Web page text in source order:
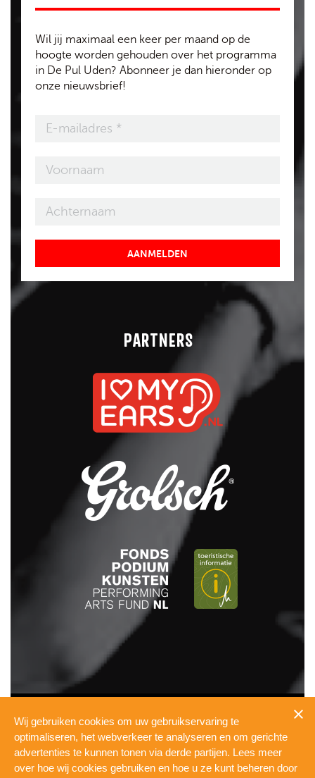
Wil jij maximaal een keer per maand op de
hoogte worden gehouden over het programma
in De Pul Uden? Abonneer je dan hieronder op
onze nieuwsbrief!
AANMELDEN
PARTNERS
INFO
PRESSKIT
TECHNICAL
PRIVACY
Wij gebruiken cookies om uw gebruikservaring te
optimaliseren, het webverkeer te analyseren en om gerichte
advertenties te kunnen tonen via derde partijen. Lees meer
over hoe wij cookies gebruiken en hoe u ze kunt beheren door